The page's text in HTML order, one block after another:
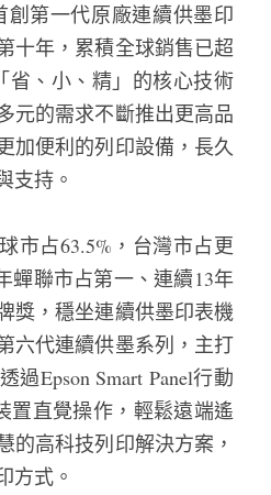
創第一代原廠連續供墨印
十年，累積全球銷售已超
省、小、精」的核心技術
元的需求不斷推出更高品
加便利的列印設備，長久
支持。
市占63.5%，台灣市占更
蟬聯市占第一、連續13年
獎，穩坐連續供墨印表機
六代連續供墨系列，主打
過Epson Smart Panel行動
置直覺操作，輕鬆遠端遙
的高科技列印解決方案，
方式。